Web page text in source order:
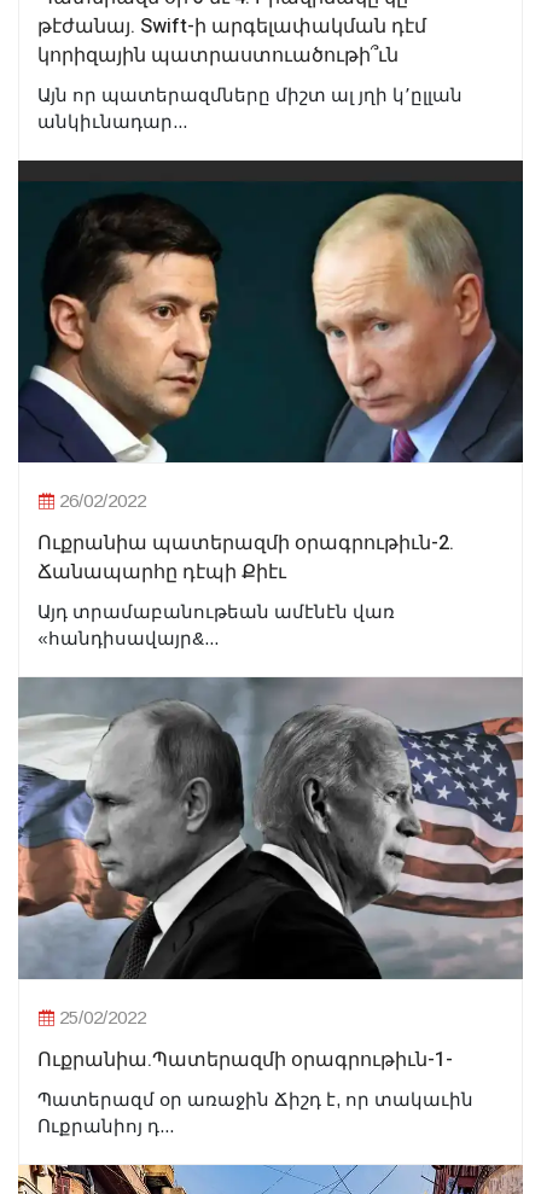
թէժանայ. Swift-ի արգելափակման դէմ
կորիզային պատրաստուածութի՞ւն
Այն որ պատերազմները միշտ ալ յղի կ՚ըլլան
անկիւնադար...
26/02/2022
Ուքրանիա պատերազմի օրագրութիւն-2.
Ճանապարհը դէպի Քիէւ
Այդ տրամաբանութեան ամէնէն վառ
«հանդիսավայր&...
25/02/2022
Ուքրանիա.Պատերազմի օրագրութիւն-1-
Պատերազմ օր առաջին Ճիշդ է, որ տակաւին
Ուքրանիոյ դ...